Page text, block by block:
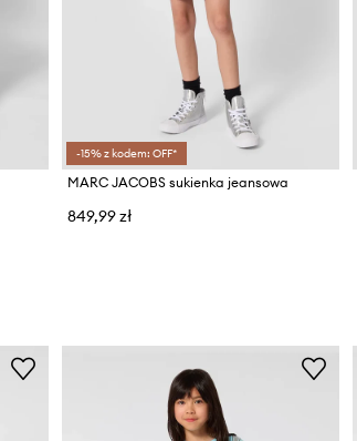
-15% z kodem: OFF*
MARC JACOBS sukienka jeansowa
849,99 zł